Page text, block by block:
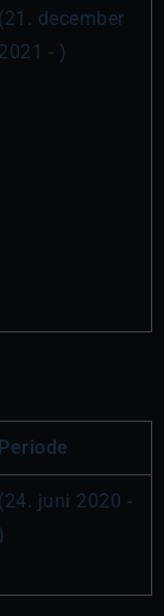
(21. december
2021 - )
Periode
(24. juni 2020 -